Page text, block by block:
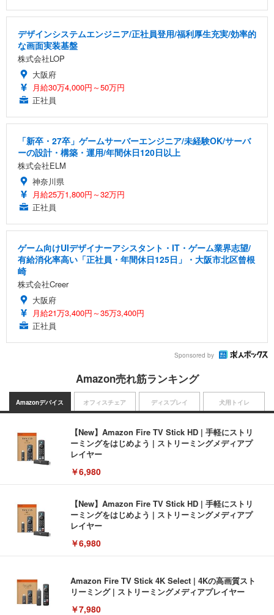
デザインシステムエンジニア/正社員登用/福利厚生充実/効率的
な画面実装基盤
株式会社LOP
大阪府
月給30万4,000円～50万円
正社員
「新卒・27卒」ゲームサーバーエンジニア/未経験OK/サーバ
ーの設計・構築・運用/年間休日120日以上
株式会社ELM
神奈川県
月給25万1,800円～32万円
正社員
ゲーム向けUIデザイナーアシスタント・IT・ゲーム業界志望/
有給消化率高い「正社員・年間休日125日」・大阪市北区曾根
崎
株式会社Creer
大阪府
月給21万3,400円～35万3,400円
正社員
Sponsored by
Amazon売れ筋ランキング
Amazonデバイス
【New】Amazon Fire TV Stick HD | 手軽にストリ
ーミングをはじめよう | ストリーミングメディアプ
レイヤー
￥6,980
【New】Amazon Fire TV Stick HD | 手軽にストリ
ーミングをはじめよう | ストリーミングメディアプ
レイヤー
￥6,980
Amazon Fire TV Stick 4K Select | 4Kの高画質スト
リーミング | ストリーミングメディアプレイヤー
￥7,980
オフィスチェア ディスプレイ 犬用トイレ